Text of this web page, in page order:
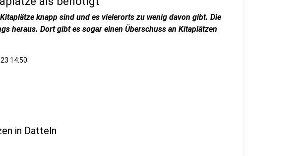
knapp sind und es vielerorts zu wenig davon gibt. Die
heraus. Dort gibt es sogar einen Überschuss an Kitaplätzen
14:50
in Datteln